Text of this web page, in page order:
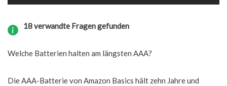
18 verwandte Fragen gefunden
Welche Batterien halten am längsten AAA?
Die AAA-Batterie von Amazon Basics hält zehn Jahre und